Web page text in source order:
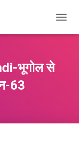
O
भूगोल से
63